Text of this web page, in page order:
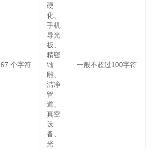
67 个字符
硬
化、
手机
导光
板、
精密
镭
雕、
洁净
管
道、
真空
设
备、
光
一般不超过100字符